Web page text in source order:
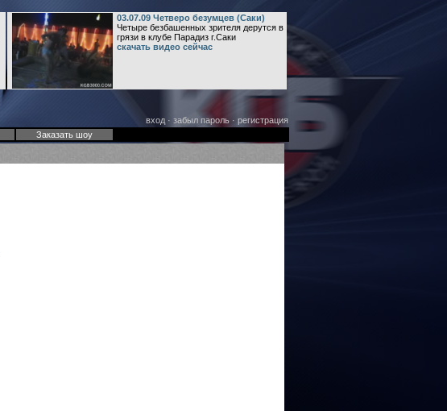
03.07.09 Четверо безумцев (Саки)
Четыре безбашенных зрителя дерутся в
грязи в клубе Парадиз г.Саки
скачать видео сейчас
вход· забыл пароль· регистрация
Заказать шоу